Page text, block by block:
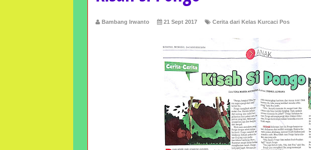
Bambang Irwanto 21 Sept 2017 Cerita dari Kelas Kurcaci Pos